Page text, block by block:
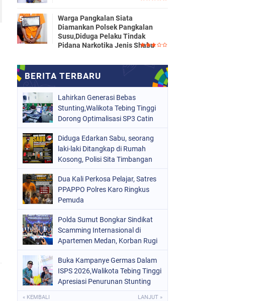
Warga Pangkalan Siata
Diamankan Polsek Pangkalan
Susu,Diduga Pelaku Tindak
Pidana Narkotika Jenis Shabu
Lahirkan Generasi Bebas
Stunting,Walikota Tebing Tinggi
Dorong Optimalisasi SP3 Catin
Diduga Edarkan Sabu, seorang
laki-laki Ditangkap di Rumah
Kosong, Polisi Sita Timbangan
Dua Kali Perkosa Pelajar, Satres
PPAPPO Polres Karo Ringkus
Pemuda
Polda Sumut Bongkar Sindikat
Scamming Internasional di
Apartemen Medan, Korban Rugi
Buka Kampanye Germas Dalam
ISPS 2026,Walikota Tebing Tinggi
Apresiasi Penurunan Stunting
« KEMBALI LANJUT »